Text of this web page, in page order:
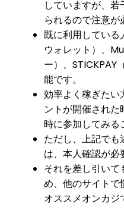
していますが、
られるので注意が
既に利用してい
ウォレット）、
ー）、STICKPAY
能です。
効率よく稼ぎたい
ントが開催され
時に参加してみる
ただし、上記で
は、本人確認が必
それを差し引い
め、他のサイトで
オススメオンカジ